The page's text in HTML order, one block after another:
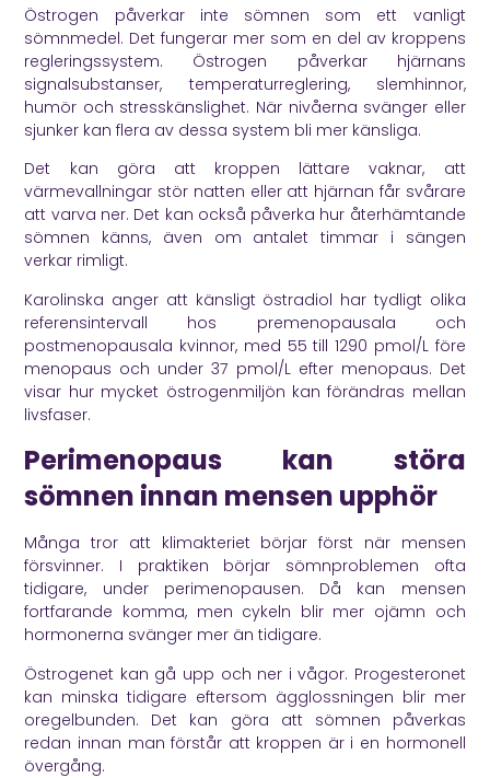
Östrogen påverkar inte sömnen som ett vanligt
sömnmedel. Det fungerar mer som en del av kroppens
regleringssystem. Östrogen påverkar hjärnans
signalsubstanser, temperaturreglering, slemhinnor,
humör och stresskänslighet. När nivåerna svänger eller
sjunker kan flera av dessa system bli mer känsliga.
Det kan göra att kroppen lättare vaknar, att
värmevallningar stör natten eller att hjärnan får svårare
att varva ner. Det kan också påverka hur återhämtande
sömnen känns, även om antalet timmar i sängen
verkar rimligt.
Karolinska anger att känsligt östradiol har tydligt olika
referensintervall hos premenopausala och
postmenopausala kvinnor, med 55 till 1290 pmol/L före
menopaus och under 37 pmol/L efter menopaus. Det
visar hur mycket östrogenmiljön kan förändras mellan
livsfaser.
Perimenopaus kan störa
sömnen innan mensen upphör
Många tror att klimakteriet börjar först när mensen
försvinner. I praktiken börjar sömnproblemen ofta
tidigare, under perimenopausen. Då kan mensen
fortfarande komma, men cykeln blir mer ojämn och
hormonerna svänger mer än tidigare.
Östrogenet kan gå upp och ner i vågor. Progesteronet
kan minska tidigare eftersom ägglossningen blir mer
oregelbunden. Det kan göra att sömnen påverkas
redan innan man förstår att kroppen är i en hormonell
övergång.